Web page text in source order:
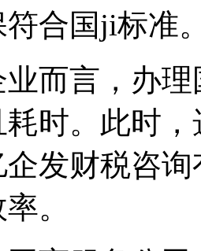
合国ji标准
而言，办
时。此时
发财税咨
。